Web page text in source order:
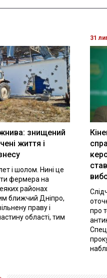
знищений
життя і
і шолом. Нині це
фермера на
районах
ближчий Дніпро,
праву і
області, тим
31
про